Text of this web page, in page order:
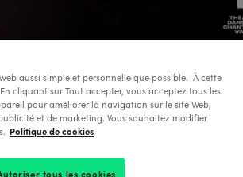
Ensemble pour une
Mogador
des projets solidaires
aussi simple et personnelle que possible. À cette
cliquant sur Tout accepter, vous acceptez tous les
pour améliorer la navigation sur le site Web,
et de marketing. Vous souhaitez modifier
Politique de cookies
tous les cookies